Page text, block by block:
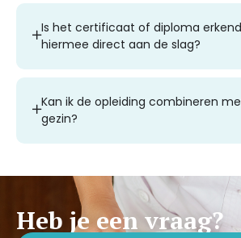
Is het certificaat of diploma
hiermee direct aan de slag?
Kan ik de opleiding combineren
gezin?
Heb je een vraag?